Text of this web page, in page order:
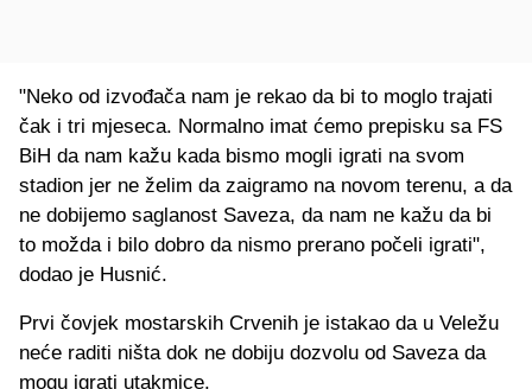
"Neko od izvođača nam je rekao da bi to moglo trajati
čak i tri mjeseca. Normalno imat ćemo prepisku sa FS
BiH da nam kažu kada bismo mogli igrati na svom
stadion jer ne želim da zaigramo na novom terenu, a da
ne dobijemo saglanost Saveza, da nam ne kažu da bi
to možda i bilo dobro da nismo prerano počeli igrati",
dodao je Husnić.
Prvi čovjek mostarskih Crvenih je istakao da u Veležu
neće raditi ništa dok ne dobiju dozvolu od Saveza da
mogu igrati utakmice.